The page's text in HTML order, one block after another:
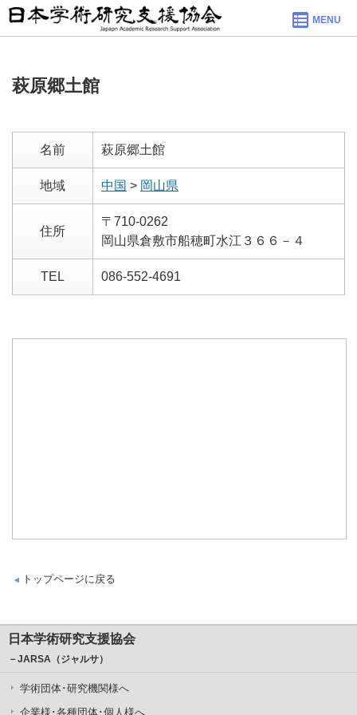
MENU
萩原郷土館
名前 萩原郷土館
地域 中国 > 岡山県
住所
〒710-0262
岡山県倉敷市船穂町水江３６６－４
TEL 086-552-4691
トップページに戻る
日本学術研究支援協会
－JARSA（ジャルサ）
学術団体･研究機関様へ
企業様･各種団体･個人様へ